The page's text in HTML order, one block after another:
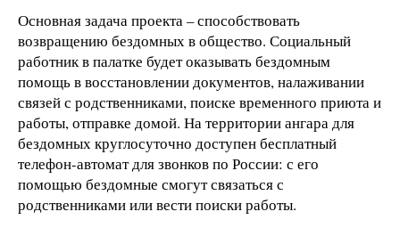
Основная задача проекта – способствовать
возвращению бездомных в общество. Социальный
работник в палатке будет оказывать бездомным
помощь в восстановлении документов, налаживании
связей с родственниками, поиске временного приюта и
работы, отправке домой. На территории ангара для
бездомных круглосуточно доступен бесплатный
телефон-автомат для звонков по России: с его
помощью бездомные смогут связаться с
родственниками или вести поиски работы.